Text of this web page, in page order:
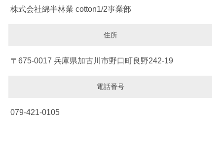
株式会社綿半林業 cotton1/2事業部
住所
〒675-0017 兵庫県加古川市野口町良野242-19
電話番号
079-421-0105